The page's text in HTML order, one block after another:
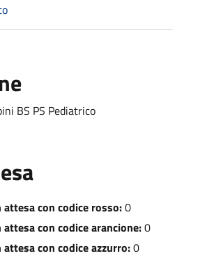
BS PS Pediatrico
attesa con codice rosso:0
attesa con codice arancione:0
attesa con codice azzurro:0